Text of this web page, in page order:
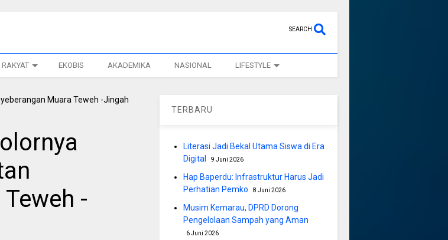
SEARCH
EKOBIS AKADEMIKA NASIONAL LIFESTYLE
-
TERBARU
Literasi Jadi Bekal Utama Siswa di Era
Digital
9 Juni 2026
Hap Baperdu: Infrastruktur Harus Jadi
Perhatian Pemko
8 Juni 2026
Musim Kemarau, DPRD Dorong
Pengelolaan Sampah yang Aman
6 Juni 2026